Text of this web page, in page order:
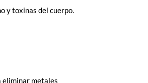
y toxinas del cuerpo.
eliminar metales